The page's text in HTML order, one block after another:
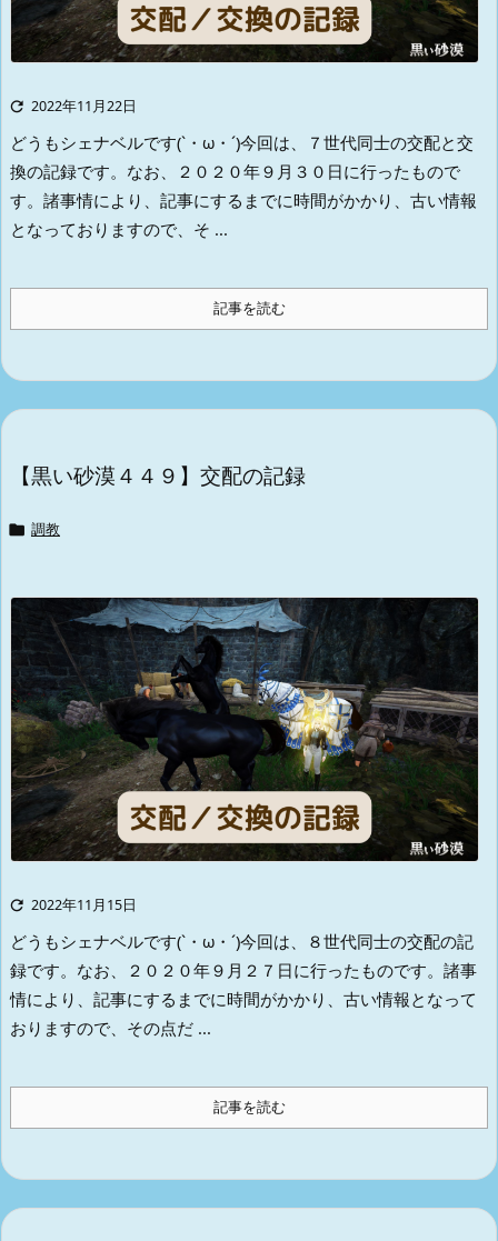
 2022年11月22日
どうもシェナベルです(`・ω・´)今回は、７世代同士の交配と交
換の記録です。 なお、２０２０年９月３０日に行ったもので
す。 諸事情により、記事にするまでに時間がかかり、古い情報
となっておりますので、そ ...
記事を読む
【黒い砂漠４４９】交配の記録
 調教
 2022年11月15日
どうもシェナベルです(`・ω・´)今回は、８世代同士の交配の記
録です。 なお、２０２０年９月２７日に行ったものです。 諸事
情により、記事にするまでに時間がかかり、古い情報となって
おりますので、その点だ ...
記事を読む